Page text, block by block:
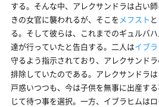
する。そんな中、アレクサンドラは占い
きの女官に襲われるが、そこを メフスト と
る。そして彼らは、これまでのギュルバ
達が行っていたと告白する。二人はイブ
守るよう指示されており、アレクサンド
排除していたのである。アレクサンドラ
戸惑いつつも、今は子供を無事に出産す
じて待つ事を選択。一方、イブラヒムは